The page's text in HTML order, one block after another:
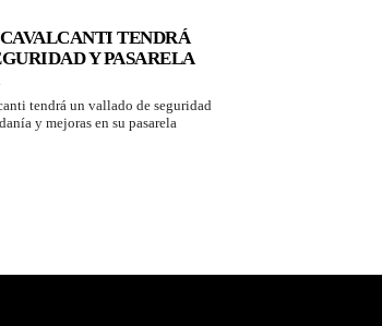
TENDRÁ
Y PASARELA
tendrá un vallado de seguridad
y mejoras en su pasarela